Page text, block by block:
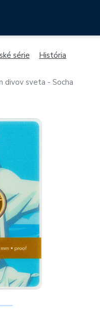
série
História
divov sveta - Socha